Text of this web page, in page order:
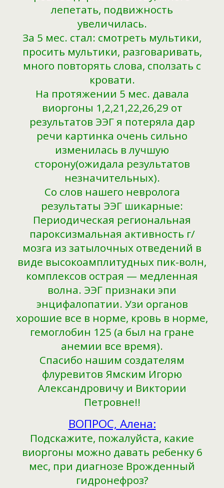
лепетать, подвижность
увеличилась.
За 5 мес. стал: смотреть мультики,
просить мультики, разговаривать,
много повторять слова, сползать с
кровати.
На протяжении 5 мес. давала
виоргоны 1,2,21,22,26,29 от
результатов ЭЭГ я потеряла дар
речи картинка очень сильно
изменилась в лучшую
сторону(ожидала результатов
незначительных).
Со слов нашего невролога
результаты ЭЭГ шикарные:
Периодическая региональная
пароксизмальная активность г/
мозга из затылочных отведений в
виде высокоамплитудных пик-волн,
комплексов острая — медленная
волна. ЭЭГ признаки эпи
энцифалопатии. Узи органов
хорошие все в норме, кровь в норме,
гемоглобин 125 (а был на гране
анемии все время).
Спасибо нашим создателям
флуревитов Ямским Игорю
Александровичу и Виктории
Петровне!!
ВОПРОС, Алена:
Подскажите, пожалуйста, какие
виоргоны можно давать ребенку 6
мес, при диагнозе Врожденный
гидронефроз?